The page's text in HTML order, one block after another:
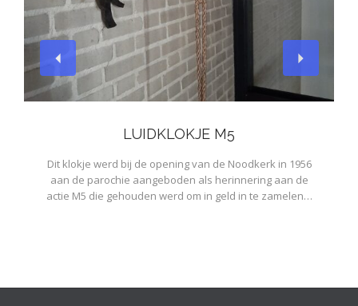
LUIDKLOKJE M5
Dit klokje werd bij de opening van de Noodkerk in 1956
aan de parochie aangeboden als herinnering aan de
actie M5 die gehouden werd om in geld in te zamelen…
View